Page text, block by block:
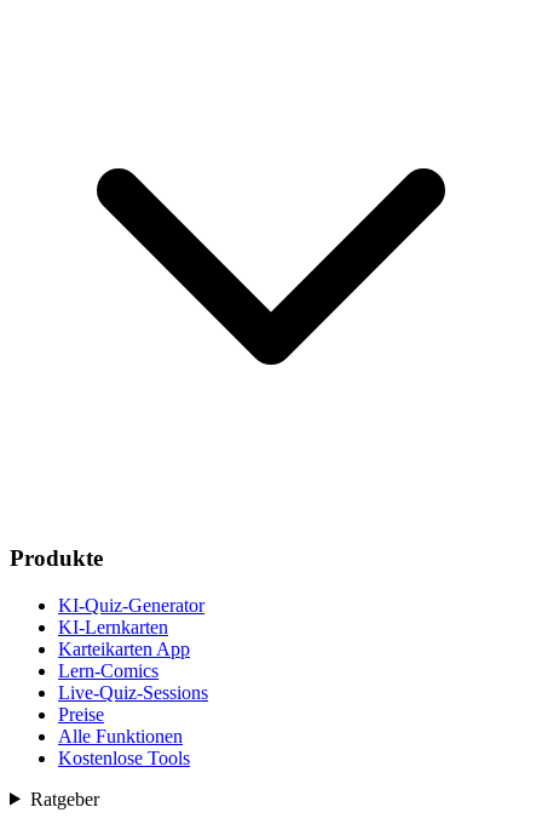
Produkte
KI-Quiz-Generator
KI-Lernkarten
Karteikarten App
Lern-Comics
Live-Quiz-Sessions
Preise
Alle Funktionen
Kostenlose Tools
Ratgeber